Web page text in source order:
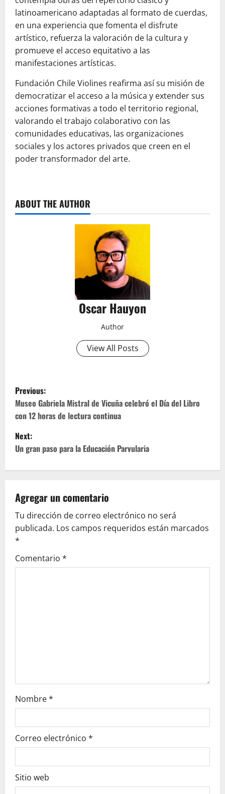
latinoamericano adaptadas al formato de cuerdas,
en una experiencia que fomenta el disfrute
artístico, refuerza la valoración de la cultura y
promueve el acceso equitativo a las
manifestaciones artísticas.
Fundación Chile Violines reafirma así su misión de
democratizar el acceso a la música y extender sus
acciones formativas a todo el territorio regional,
valorando el trabajo colaborativo con las
comunidades educativas, las organizaciones
sociales y los actores privados que creen en el
poder transformador del arte.
ABOUT THE AUTHOR
Oscar Hauyon
Author
View All Posts
P
o
s
t
n
a
v
i
g
Previous:
Museo Gabriela Mistral de Vicuña celebró el Día del Libro
con 12 horas de lectura continua
Next:
Un gran paso para la Educación Parvularia
Agregar un comentario
Tu dirección de correo electrónico no será
publicada. Los campos requeridos están marcados
*
Comentario *
Nombre*
Correo electrónico *
Sitio web